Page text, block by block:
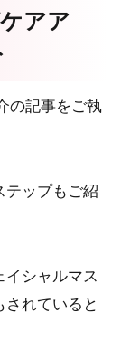
アア
の記事をご執
テップもご紹
シャルマス
されていると